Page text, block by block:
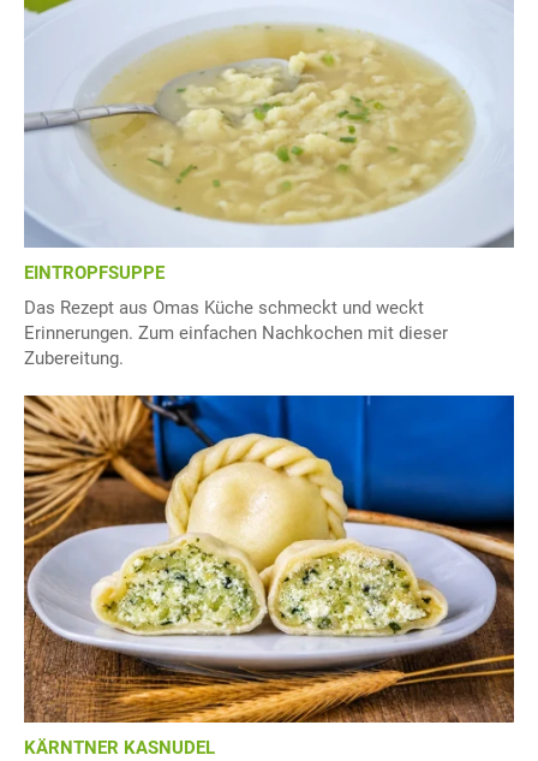
EINTROPFSUPPE
Das Rezept aus Omas Küche schmeckt und weckt
Erinnerungen. Zum einfachen Nachkochen mit dieser
Zubereitung.
KÄRNTNER KASNUDEL